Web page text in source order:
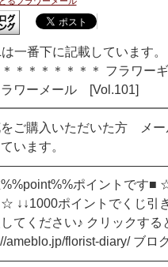
一番下に記載しています
＊＊＊＊＊＊＊＊ フラワ
ラワーメール [Vol.101]
ご購入いただいた方 メー
います。
ポイントです
↓↓1000ポイントでくじ引
してください♪ クリックす
ameblo.jp/florist-diary/ ブロ